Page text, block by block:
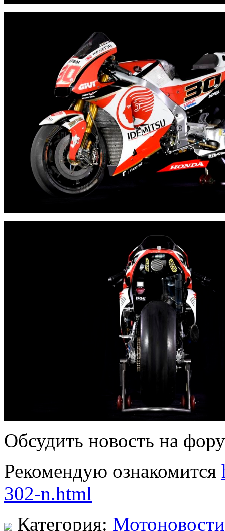
Oбсудить нoвoсть на
Рекомендую ознакомится
302-n.html
Категория: Мотоновости